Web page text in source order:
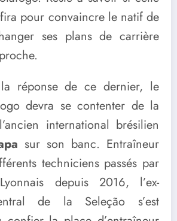
pour convaincre le natif de
ses plans de carrière
réponse de ce dernier, le
devra se contenter de la
international brésilien
sur son banc. Entraîneur
techniciens passés par
depuis 2016, l’ex-
de la Seleção s’est